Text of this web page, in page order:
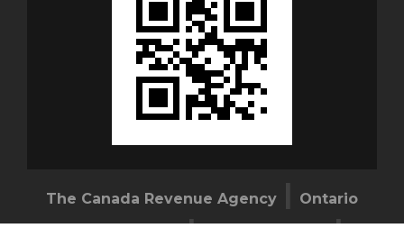
The Canada Revenue Agency | Ontario